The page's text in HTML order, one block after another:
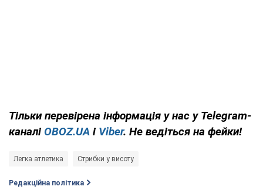
Тільки перевірена інформація у нас у Telegram-
каналі OBOZ.UA і Viber. Не ведіться на фейки!
Легка атлетика Стрибки у висоту
Редакційна політика